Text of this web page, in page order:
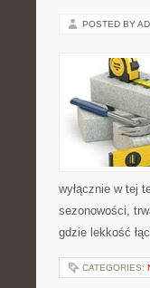
POSTED BY
wyłącznie w tej
sezonowości,
gdzie lekkość
CATEGORIES: